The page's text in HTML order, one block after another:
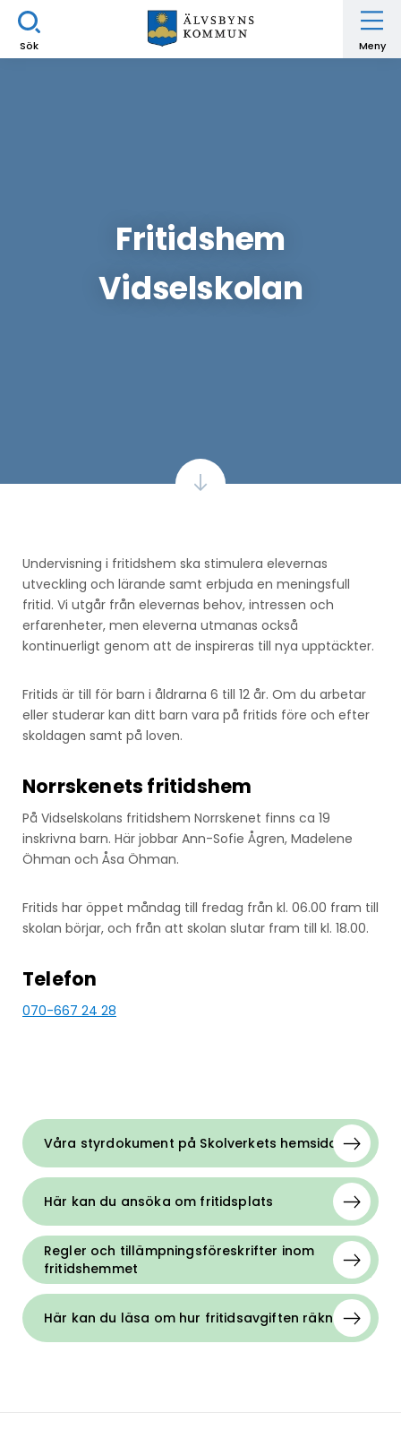
Sök Meny
Fritidshem
Vidselskolan
Undervisning i fritidshem ska stimulera elevernas
utveckling och lärande samt erbjuda en meningsfull
fritid. Vi utgår från elevernas behov, intressen och
erfarenheter, men eleverna utmanas också
kontinuerligt genom att de inspireras till nya upptäckter.
Fritids är till för barn i åldrarna 6 till 12 år. Om du arbetar
eller studerar kan ditt barn vara på fritids före och efter
skoldagen samt på loven.
Norrskenets fritidshem
På Vidselskolans fritidshem Norrskenet finns ca 19
inskrivna barn. Här jobbar Ann-Sofie Ågren, Madelene
Öhman och Åsa Öhman.
Fritids har öppet måndag till fredag från kl. 06.00 fram till
skolan börjar, och från att skolan slutar fram till kl. 18.00.
Telefon
070-667 24 28
Våra styrdokument på Skolverkets hemsida
Här kan du ansöka om fritidsplats
Regler och tillämpningsföreskrifter inom
fritidshemmet
Här kan du läsa om hur fritidsavgiften räknas ut